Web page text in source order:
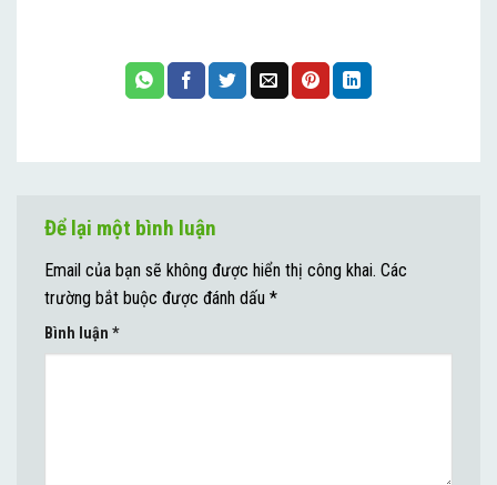
Để lại một bình luận
Email của bạn sẽ không được hiển thị công khai. Các
trường bắt buộc được đánh dấu *
Bình luận *